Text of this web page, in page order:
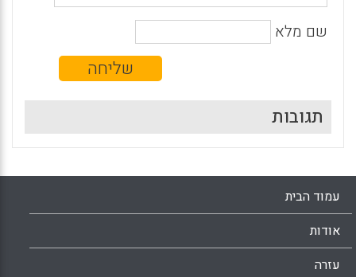
שם מלא
תגובות
עמוד הבית
אודות
עזרה